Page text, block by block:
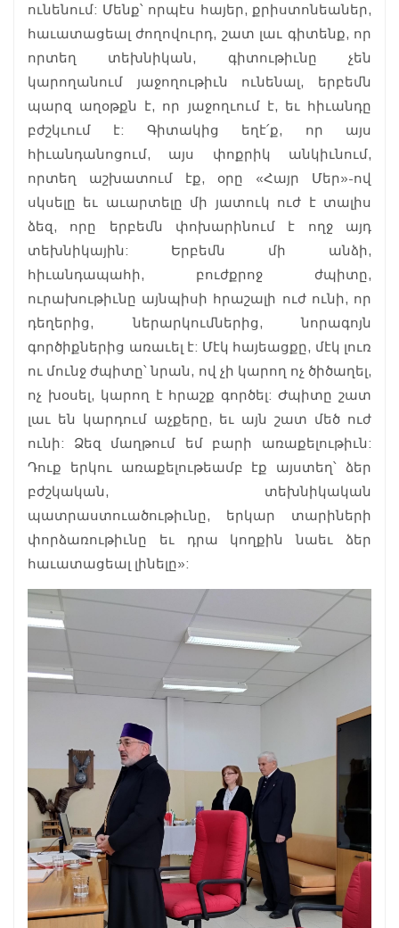
ունենում: Մենք՝ որպէս հայեր, քրիստոնեաներ,
հաւատացեալ ժողովուրդ, շատ լաւ գիտենք, որ
որտեղ տեխնիկան, գիտութիւնը չեն
կարողանում յաջողութիւն ունենալ, երբեմն
պարզ աղօթքն է, որ յաջողւում է, եւ հիւանդը
բժշկւում է: Գիտակից եղէ՛ք, որ այս
հիւանդանոցում, այս փոքրիկ անկիւնում,
որտեղ աշխատում էք, օրը «Հայր Մեր»-ով
սկսելը եւ աւարտելը մի յատուկ ուժ է տալիս
ձեզ, որը երբեմն փոխարինում է ողջ այդ
տեխնիկային: Երբեմն մի անձի,
հիւանդապահի, բուժքրոջ ժպիտը,
ուրախութիւնը այնպիսի հրաշալի ուժ ունի, որ
դեղերից, ներարկումներից, նորագոյն
գործիքներից առաւել է: Մէկ հայեացքը, մէկ լուռ
ու մունջ ժպիտը՝ նրան, ով չի կարող ոչ ծիծաղել,
ոչ խօսել, կարող է հրաշք գործել: Ժպիտը շատ
լաւ են կարդում աչքերը, եւ այն շատ մեծ ուժ
ունի: Ձեզ մաղթում եմ բարի առաքելութիւն:
Դուք երկու առաքելութեամբ էք այստեղ՝ ձեր
բժշկական, տեխնիկական
պատրաստուածութիւնը, երկար տարիների
փորձառութիւնը եւ դրա կողքին նաեւ ձեր
հաւատացեալ լինելը»: